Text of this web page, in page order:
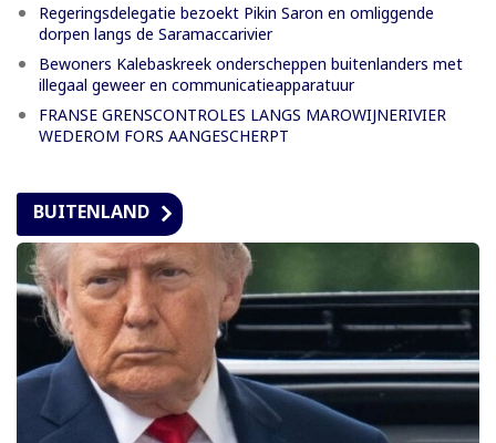
Regeringsdelegatie bezoekt Pikin Saron en omliggende
dorpen langs de Saramaccarivier
Bewoners Kalebaskreek onderscheppen buitenlanders met
illegaal geweer en communicatieapparatuur
FRANSE GRENSCONTROLES LANGS MAROWIJNERIVIER
WEDEROM FORS AANGESCHERPT
BUITENLAND